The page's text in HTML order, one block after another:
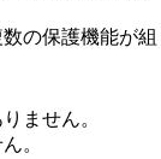
の保護機能が組
ません。
。